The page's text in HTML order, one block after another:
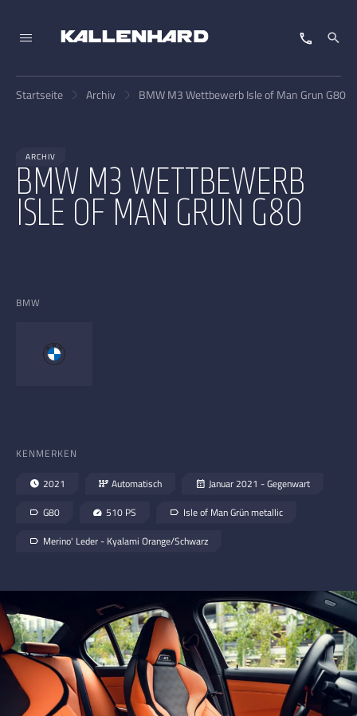
Startseite Archiv BMW M3 Wettbewerb Isle of Man Grun G80
ARCHIV
BMW M3 WETTBEWERB
ISLE OF MAN GRUN G80
BMW
KENMERKEN
2021 Automatisch Januar 2021 - Gegenwart
G80 510 PS Isle of Man Grün metallic
Merino' Leder - Kyalami Orange/Schwarz